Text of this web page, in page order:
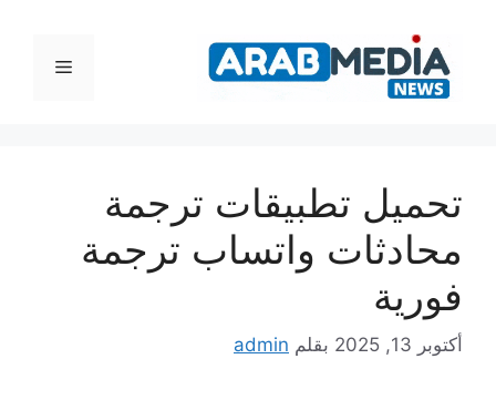
القائمة
تحميل تطبيقات ترجمة
محادثات واتساب ترجمة
فورية
أكتوبر 13, 2025 بقلم admin